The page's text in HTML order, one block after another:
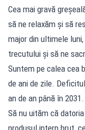
Cea mai gravă
să ne relaxăm și să
major din ultimele
trecutului și să ne
Suntem pe calea cea
de ani de zile.
an de an până în 2031.
Să nu uităm că
produsul intern brut,